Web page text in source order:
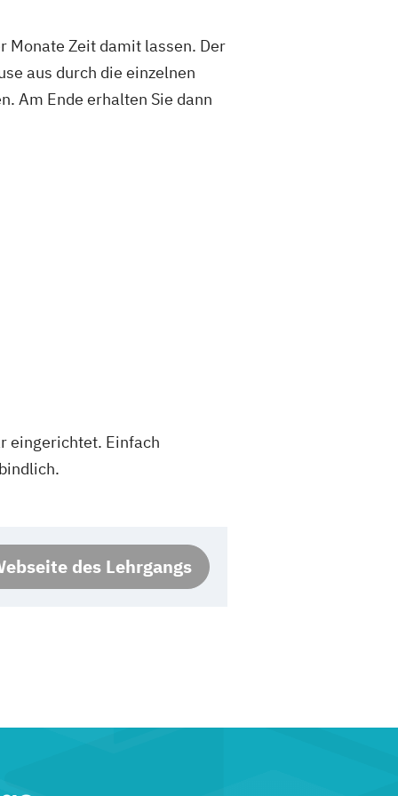
Monate Zeit damit lassen. Der
aus durch die einzelnen
Am Ende erhalten Sie dann
eingerichtet. Einfach
des Lehrgangs